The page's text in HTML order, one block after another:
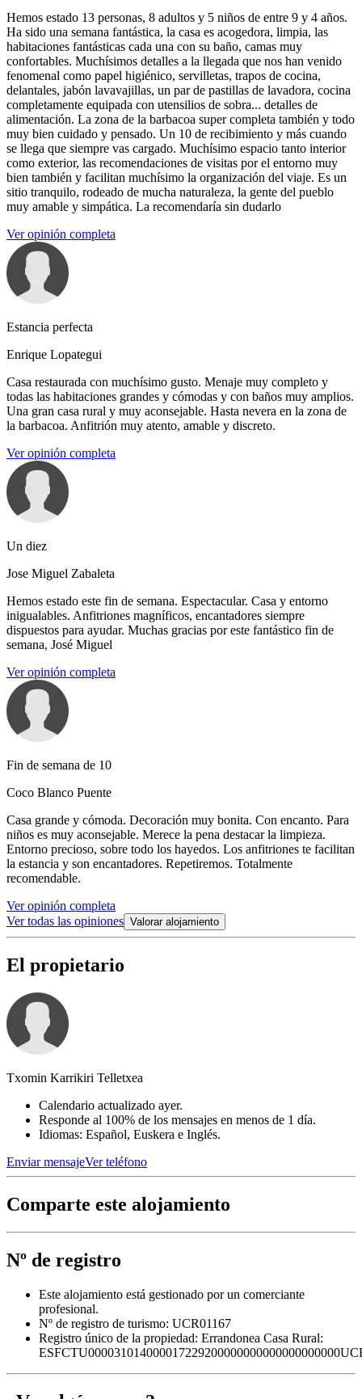
Hemos estado 13 personas, 8 adultos y 5 niños de entre 9 y 4 años.
Ha sido una semana fantástica, la casa es acogedora, limpia, las
habitaciones fantásticas cada una con su baño, camas muy
confortables. Muchísimos detalles a la llegada que nos han venido
fenomenal como papel higiénico, servilletas, trapos de cocina,
delantales, jabón lavavajillas, un par de pastillas de lavadora, cocina
completamente equipada con utensilios de sobra... detalles de
alimentación. La zona de la barbacoa super completa también y todo
muy bien cuidado y pensado. Un 10 de recibimiento y más cuando
se llega que siempre vas cargado. Muchísimo espacio tanto interior
como exterior, las recomendaciones de visitas por el entorno muy
bien también y facilitan muchísimo la organización del viaje. Es un
sitio tranquilo, rodeado de mucha naturaleza, la gente del pueblo
muy amable y simpática. La recomendaría sin dudarlo
Ver opinión completa
Estancia perfecta
Enrique Lopategui
Casa restaurada con muchísimo gusto. Menaje muy completo y
todas las habitaciones grandes y cómodas y con baños muy amplios.
Una gran casa rural y muy aconsejable. Hasta nevera en la zona de
la barbacoa. Anfitrión muy atento, amable y discreto.
Ver opinión completa
Un diez
Jose Miguel Zabaleta
Hemos estado este fin de semana. Espectacular. Casa y entorno
inigualables. Anfitriones magníficos, encantadores siempre
dispuestos para ayudar. Muchas gracias por este fantástico fin de
semana, José Miguel
Ver opinión completa
Fin de semana de 10
Coco Blanco Puente
Casa grande y cómoda. Decoración muy bonita. Con encanto. Para
niños es muy aconsejable. Merece la pena destacar la limpieza.
Entorno precioso, sobre todo los hayedos. Los anfitriones te facilitan
la estancia y son encantadores. Repetiremos. Totalmente
recomendable.
Ver opinión completa
Ver todas las opiniones Valorar alojamiento
El propietario
Txomin Karrikiri Telletxea
Calendario actualizado ayer.
Responde al 100% de los mensajes en menos de 1 día.
Idiomas: Español, Euskera e Inglés.
Enviar mensajeVer teléfono
Comparte este alojamiento
Nº de registro
Este alojamiento está gestionado por un comerciante
profesional.
Nº de registro de turismo: UCR01167
Registro único de la propiedad: Errandonea Casa Rural: